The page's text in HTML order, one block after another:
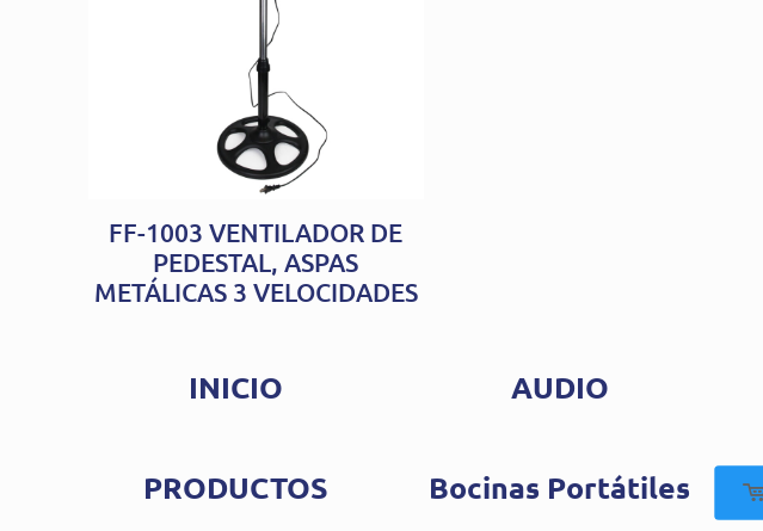
FF-1003 VENTILADOR DE
PEDESTAL, ASPAS
METÁLICAS 3 VELOCIDADES
INICIO AUDIO
PRODUCTOS Bocinas Portátiles